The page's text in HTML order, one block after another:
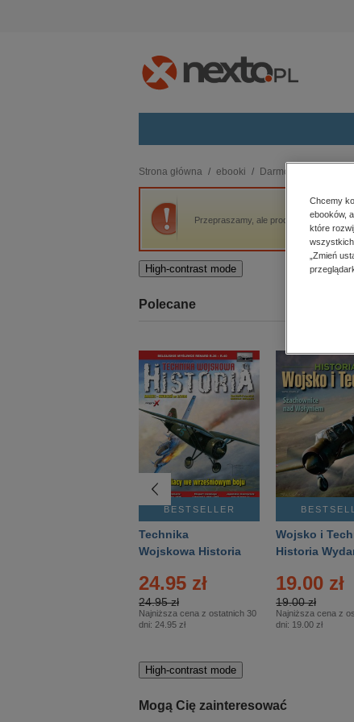
budownictwo, aranżacja wnętrz
biznesowe, branżowe, gospodarka
darmowe wydania
edukacja
kobiece, lifestyle, kultura
Strona główna ebooki Darmowe ebooki
Przepraszamy, ale produkt „Pamiętnik
High-contrast mode
Polecane
BESTSELLER
Technika
Wojskowa Historia
24.95 zł
24.95 zł
Najniższa cena z ostatnich 30
dni: 24.95 zł
Wojsko i
Historia
– 2/2026
19.00 zł
19.00 zł
Najniższa cena z
dni: 19.00 zł
High-contrast mode
Mogą Cię zainteresować
Chcemy
ebooków,
które
„Zmień